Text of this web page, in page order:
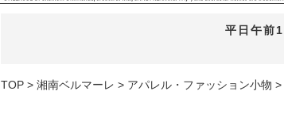
平日午前
TOP 湘南ベルマーレ アパレル・ファッション小物